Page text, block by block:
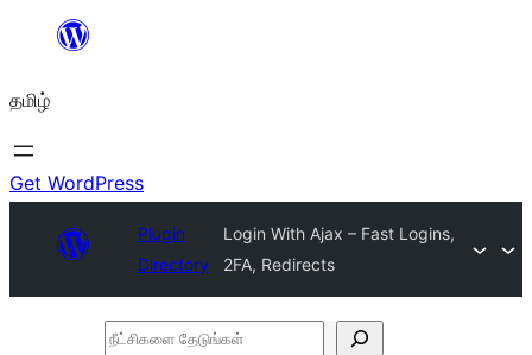
உள்ளடக்கத்திற்கு
தமிழ்
Get WordPress
Plugin
Directory
Login With Ajax – Fast Logins,
2FA, Redirects
நீட்சிகளை